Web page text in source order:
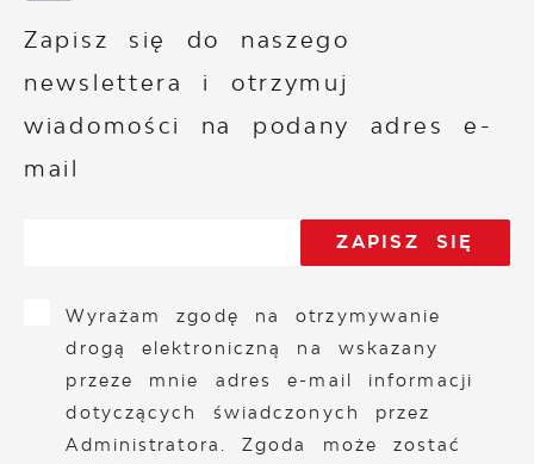
Zapisz się do naszego
newslettera i otrzymuj
wiadomości na podany adres e-
mail
Wyrażam zgodę na otrzymywanie
drogą elektroniczną na wskazany
przeze mnie adres e-mail informacji
dotyczących świadczonych przez
Administratora. Zgoda może zostać